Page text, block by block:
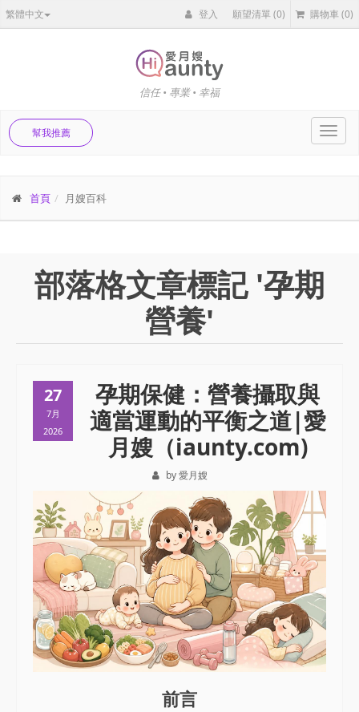
繁體中文 登入 願望清單(0) 購物車 (0)
信任 • 專業 • 幸福
幫我推薦
首頁 月嫂百科
部落格文章標記 '孕期
營養'
27
7月
2026
孕期保健：營養攝取與
適當運動的平衡之道|愛
月嫂（iaunty.com)
by 愛月嫂
前言